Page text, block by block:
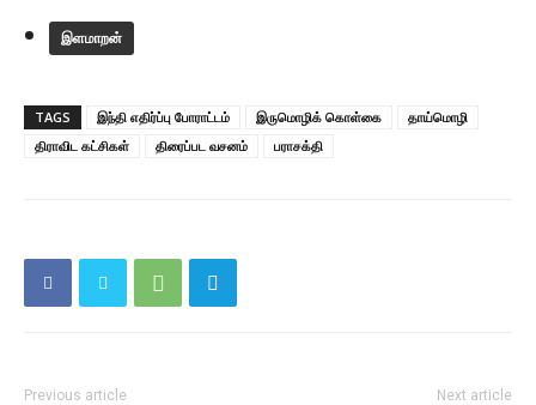
இளமாறன்
TAGS இந்தி எதிர்ப்பு போராட்டம் இருமொழிக் கொள்கை
தாய்மொழி
திராவிட கட்சிகள்
திரைப்பட வசனம் பராசக்தி
Previous article Next article